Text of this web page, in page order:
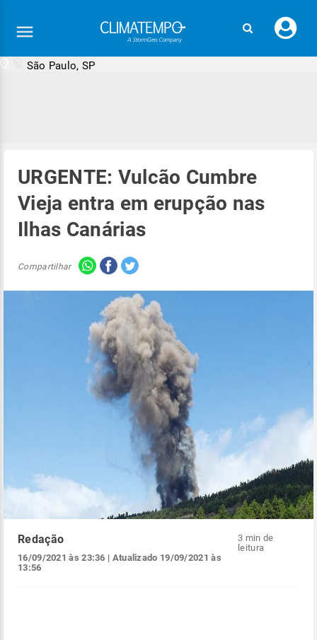
seu
São Paulo, SP
URGENTE: Vulcão Cumbre
Vieja entra em erupção nas
Ilhas Canárias
Compartilhar
Redação
16/09/2021 às 23:36 | Atualizado 19/09/2021 às
13:56
3 min de
leitura